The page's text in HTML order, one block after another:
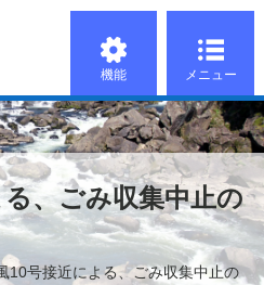
機能 メニュー
、ごみ収集中止の
10号接近による、ごみ収集中止の